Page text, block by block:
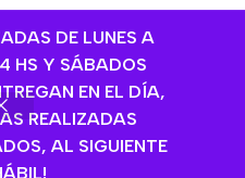
DE LUNES A
HS Y SÁBADOS
EN EL DÍA,
REALIZADAS
AL SIGUIENTE
/ 16hs a 20hs